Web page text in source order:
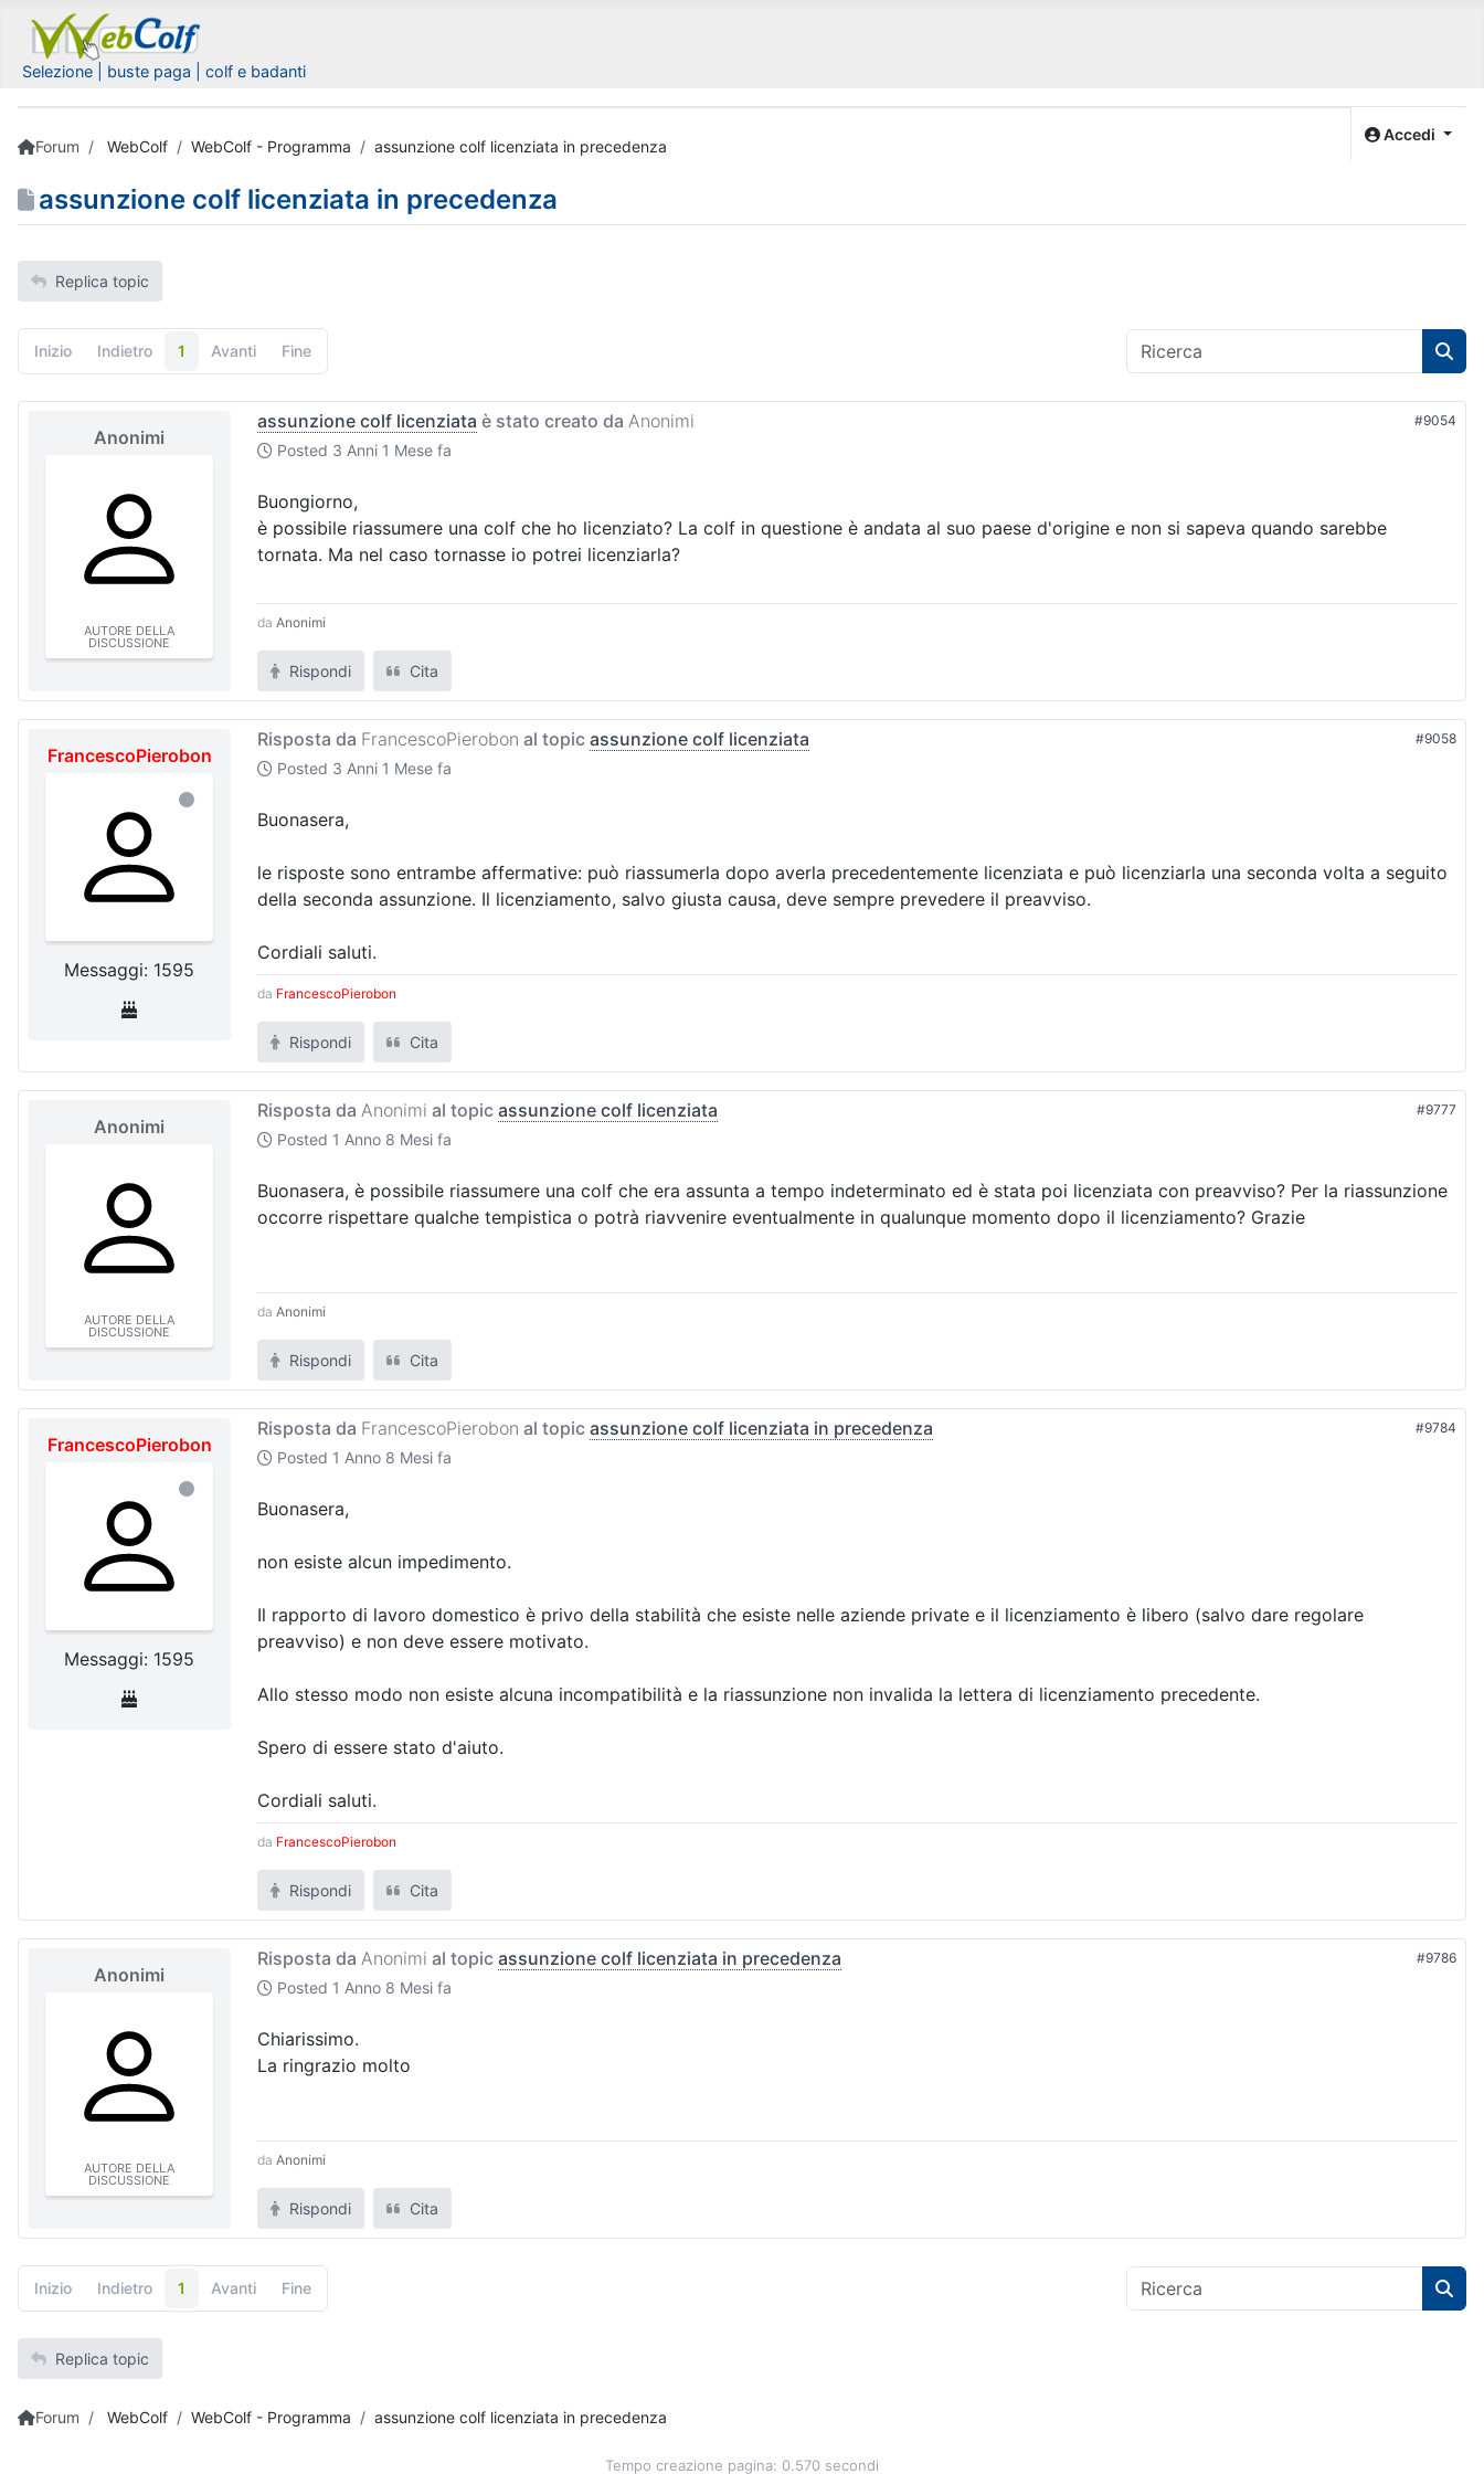
Selezione | buste paga | colf e badanti
Accedi
Forum WebColf WebColf - Programma assunzione colf licenziata in precedenza
assunzione colf licenziata in precedenza
Replica topic
Inizio Indietro 1 Avanti Fine
Anonimi
AUTORE DELLA
DISCUSSIONE
assunzione colf licenziata è stato creato da Anonimi
Posted 3 Anni 1 Mese fa
#9054
Buongiorno,
è possibile riassumere una colf che ho licenziato? La colf in questione è andata al suo paese d'origine e non si sapeva quando sarebbe
tornata. Ma nel caso tornasse io potrei licenziarla?
da Anonimi
Rispondi Cita
FrancescoPierobon
Messaggi: 1595
Risposta da FrancescoPierobon al topic assunzione colf licenziata
Posted 3 Anni 1 Mese fa
#9058
Buonasera,
le risposte sono entrambe affermative: può riassumerla dopo averla precedentemente licenziata e può licenziarla una seconda volta a seguito
della seconda assunzione. Il licenziamento, salvo giusta causa, deve sempre prevedere il preavviso.
Cordiali saluti.
da FrancescoPierobon
Rispondi Cita
Anonimi
AUTORE DELLA
DISCUSSIONE
Risposta da Anonimi al topic assunzione colf licenziata
Posted 1 Anno 8 Mesi fa
#9777
Buonasera, è possibile riassumere una colf che era assunta a tempo indeterminato ed è stata poi licenziata con preavviso? Per la riassunzione
occorre rispettare qualche tempistica o potrà riavvenire eventualmente in qualunque momento dopo il licenziamento? Grazie
da Anonimi
Rispondi Cita
FrancescoPierobon
Messaggi: 1595
Risposta da FrancescoPierobon al topic assunzione colf licenziata in precedenza
Posted 1 Anno 8 Mesi fa
#9784
Buonasera,
non esiste alcun impedimento.
Il rapporto di lavoro domestico è privo della stabilità che esiste nelle aziende private e il licenziamento è libero (salvo dare regolare
preavviso) e non deve essere motivato.
Allo stesso modo non esiste alcuna incompatibilità e la riassunzione non invalida la lettera di licenziamento precedente.
Spero di essere stato d'aiuto.
Cordiali saluti.
da FrancescoPierobon
Rispondi Cita
Anonimi
AUTORE DELLA
DISCUSSIONE
Risposta da Anonimi al topic assunzione colf licenziata in precedenza
Posted 1 Anno 8 Mesi fa
#9786
Chiarissimo.
La ringrazio molto
da Anonimi
Rispondi Cita
Inizio Indietro 1 Avanti Fine
Replica topic
Forum WebColf WebColf - Programma assunzione colf licenziata in precedenza
Tempo creazione pagina: 0.570 secondi